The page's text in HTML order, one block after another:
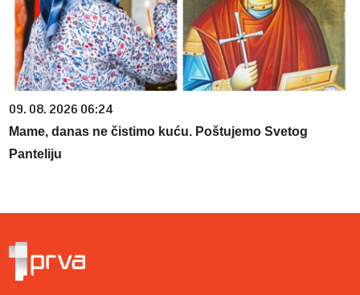
09. 08. 2026 06:24
Mame, danas ne čistimo kuću. Poštujemo Svetog
Panteliju